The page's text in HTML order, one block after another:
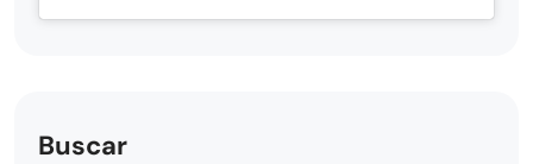
Buscar